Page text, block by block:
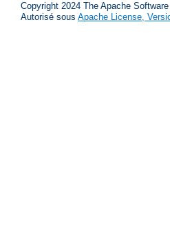
Copyright 2024 The Apache
Autorisé sous Apache License,